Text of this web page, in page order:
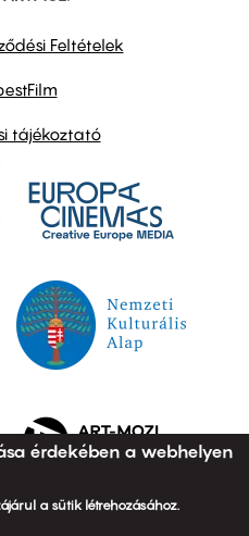
Feltételek
tájékoztató
érdekében a webhelyen
a sütik létrehozásához.